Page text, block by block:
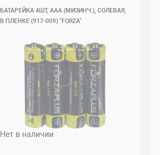
БАТАРЕЙКА 4ШТ, ААА (МИЗИНЧ.), СОЛЕВАЯ,
В ПЛЕНКЕ (917-009) "FORZA"
Нет в наличии